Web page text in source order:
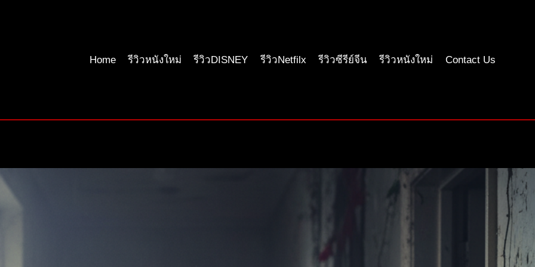
Home
รีวิวหนังใหม่ รีวิวDISNEY รีวิวNetfilx รีวิวซีรีย์จีน รีวิวหนังใหม่ Contact Us